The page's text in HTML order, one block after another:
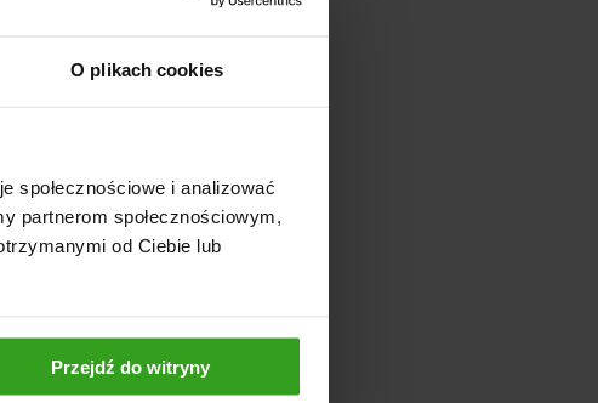
O plikach cookies
społecznościowe i analizować
partnerom społecznościowym,
od Ciebie lub
Przejdź do witryny